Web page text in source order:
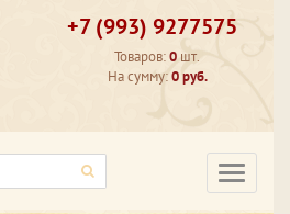
+7 (993) 9277575
Товаров:0 шт.
На сумму:0 руб.